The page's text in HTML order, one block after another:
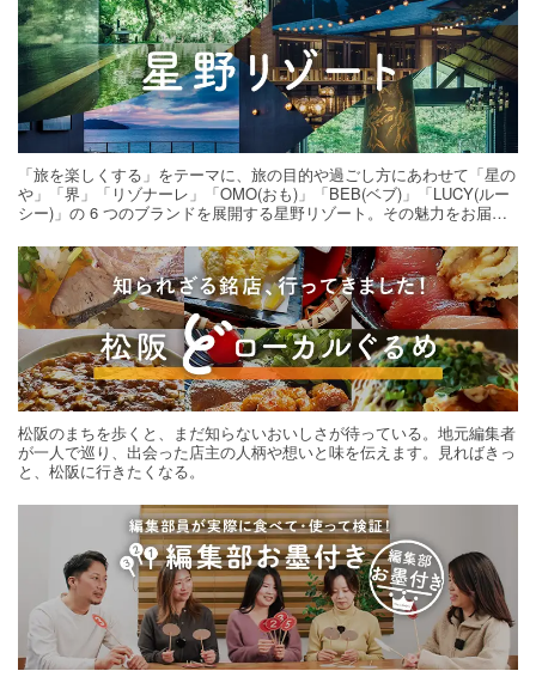
「旅を楽しくする」をテーマに、旅の目的や過ごし方にあわせて「星の
や」「界」「リゾナーレ」「OMO(おも)」「BEB(ベブ)」「LUCY(ルー
シー)」の 6 つのブランドを展開する星野リゾート。その魅力をお届け
松阪のまちを歩くと、まだ知らないおいしさが待っている。地元編集者
が一人で巡り、出会った店主の人柄や想いと味を伝えます。見ればきっ
と、松阪に行きたくなる。